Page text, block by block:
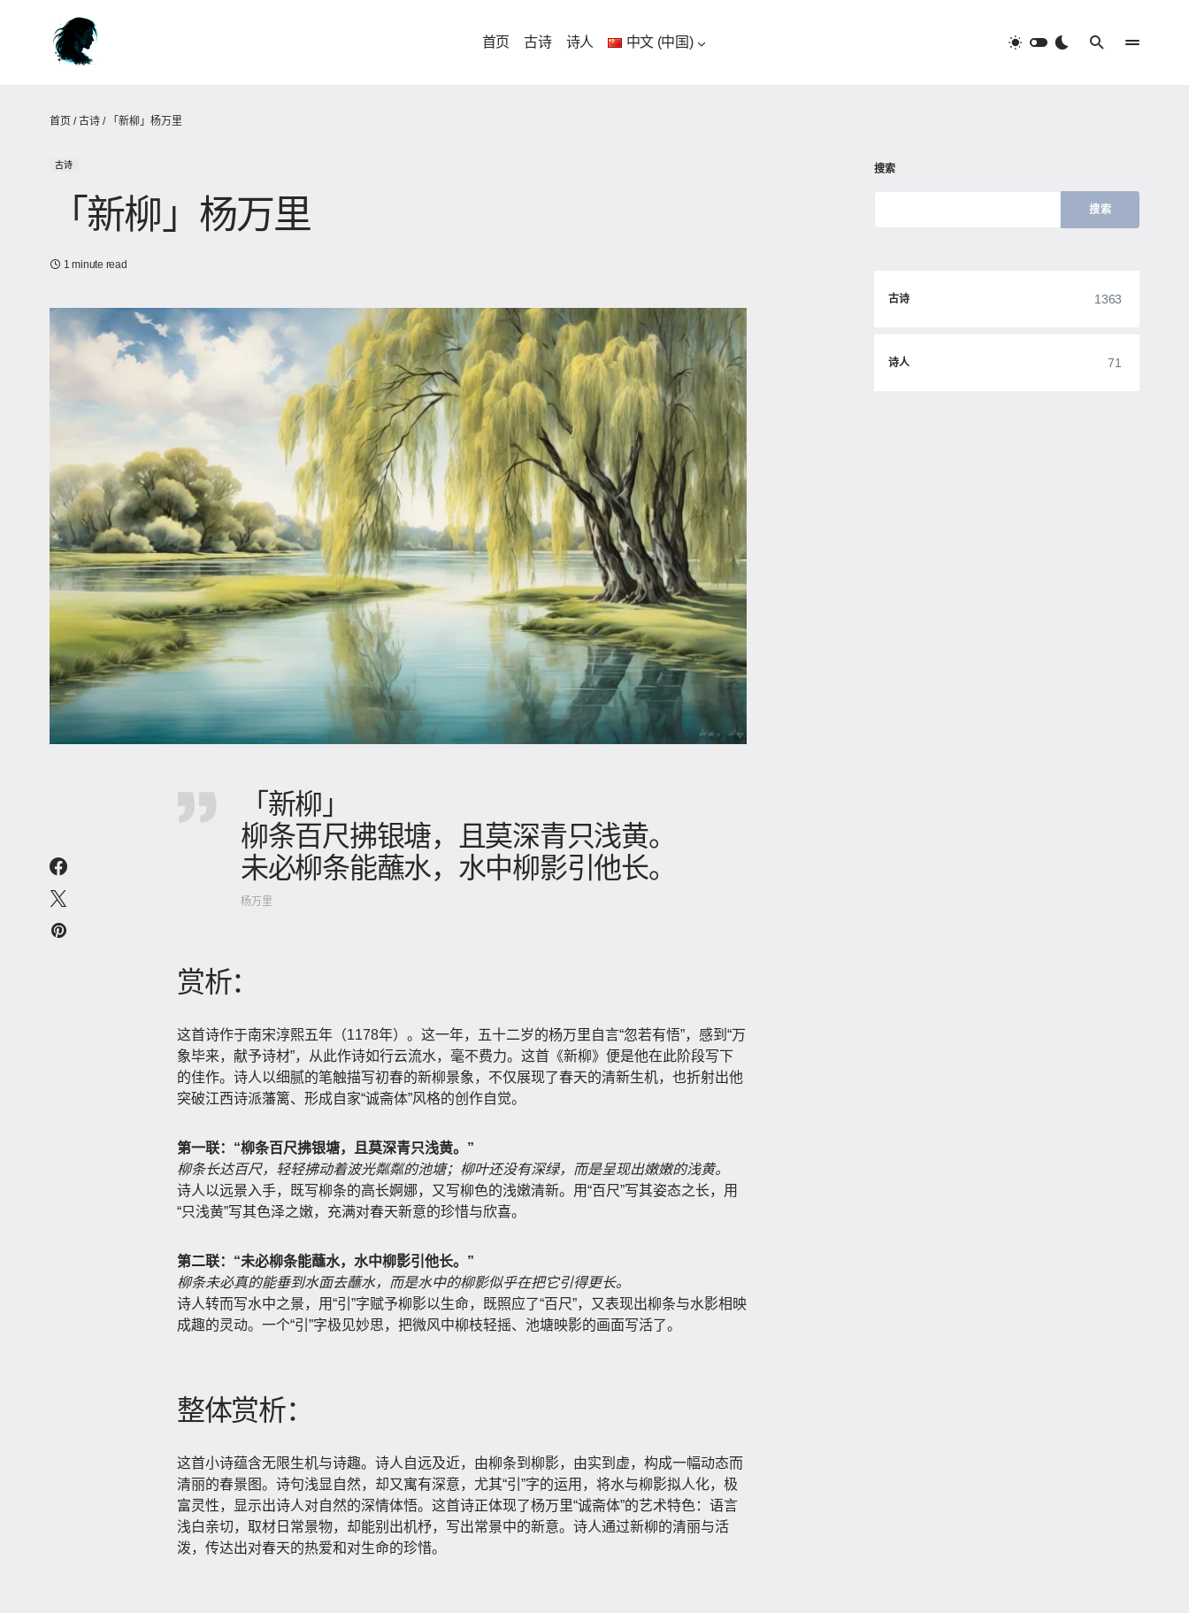
首页 古诗 诗人 中文 (中国)
首页 /古诗 / 「新柳」杨万里
古诗
「新柳」杨万里
1 minute read
「新柳」
柳条百尺拂银塘，且莫深青只浅黄。
未必柳条能蘸水，水中柳影引他长。
杨万里
赏析：
这首诗作于南宋淳熙五年（1178年）。这一年，五十二岁的杨万里自言“忽若有悟”，感到“万
象毕来，献予诗材”，从此作诗如行云流水，毫不费力。这首《新柳》便是他在此阶段写下
的佳作。诗人以细腻的笔触描写初春的新柳景象，不仅展现了春天的清新生机，也折射出他
突破江西诗派藩篱、形成自家“诚斋体”风格的创作自觉。
第一联：“柳条百尺拂银塘，且莫深青只浅黄。”
柳条长达百尺，轻轻拂动着波光粼粼的池塘；柳叶还没有深绿，而是呈现出嫩嫩的浅黄。
诗人以远景入手，既写柳条的高长婀娜，又写柳色的浅嫩清新。用“百尺”写其姿态之长，用
“只浅黄”写其色泽之嫩，充满对春天新意的珍惜与欣喜。
第二联：“未必柳条能蘸水，水中柳影引他长。”
柳条未必真的能垂到水面去蘸水，而是水中的柳影似乎在把它引得更长。
诗人转而写水中之景，用“引”字赋予柳影以生命，既照应了“百尺”，又表现出柳条与水影相映
成趣的灵动。一个“引”字极见妙思，把微风中柳枝轻摇、池塘映影的画面写活了。
整体赏析：
这首小诗蕴含无限生机与诗趣。诗人自远及近，由柳条到柳影，由实到虚，构成一幅动态而
清丽的春景图。诗句浅显自然，却又寓有深意，尤其“引”字的运用，将水与柳影拟人化，极
富灵性，显示出诗人对自然的深情体悟。这首诗正体现了杨万里“诚斋体”的艺术特色：语言
浅白亲切，取材日常景物，却能别出机杼，写出常景中的新意。诗人通过新柳的清丽与活
泼，传达出对春天的热爱和对生命的珍惜。
搜索
搜索
古诗 1363
诗人 71